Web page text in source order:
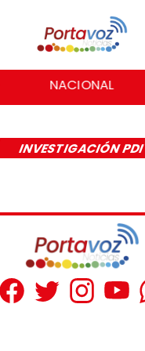
NACIONAL
INVESTIGACIÓN PDI